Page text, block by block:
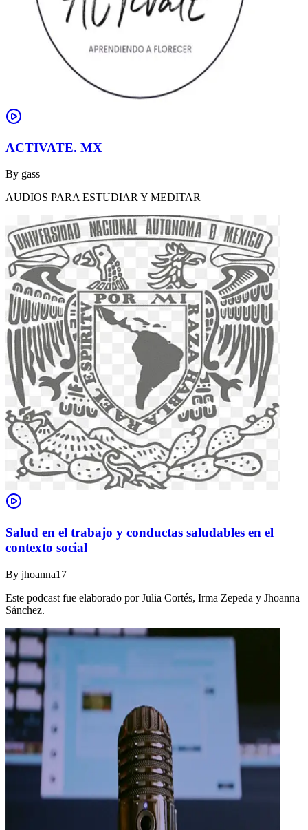
ACTIVATE. MX
By gass
AUDIOS PARA ESTUDIAR Y MEDITAR
Salud en el trabajo y conductas saludables en el
contexto social
By jhoanna17
Este podcast fue elaborado por Julia Cortés, Irma Zepeda y Jhoanna
Sánchez.